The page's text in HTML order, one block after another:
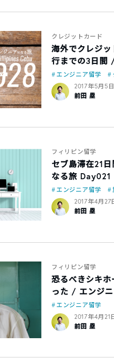
クレジットカード
海外でクレジッ
行までの3日間
エンジニア留学
2017年5月5日
前田 塁
フィリピン留学
セブ島滞在21
なる旅 Day021
エンジニア留学
2017年4月27
前田 塁
フィリピン留学
恐るべきシキホ
った / エンジ
エンジニア留学
2017年4月21
前田 塁